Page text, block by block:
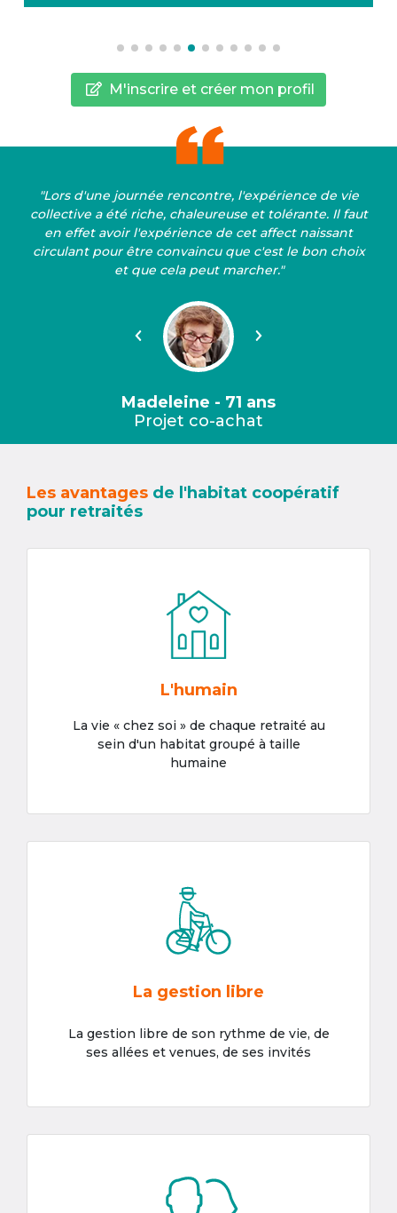
M'inscrire et créer mon profil
"Lors d'une journée rencontre, l'expérience de vie
collective a été riche, chaleureuse et tolérante. Il faut
en effet avoir l'expérience de cet affect naissant
circulant pour être convaincu que c'est le bon choix
et que cela peut marcher."
Précédent Suivant
Madeleine - 71 ans
Projet co-achat
Les avantages de l'habitat coopératif
pour retraités
L'humain
La vie « chez soi » de chaque retraité au
sein d'un habitat groupé à taille
humaine
La gestion libre
La gestion libre de son rythme de vie, de
ses allées et venues, de ses invités